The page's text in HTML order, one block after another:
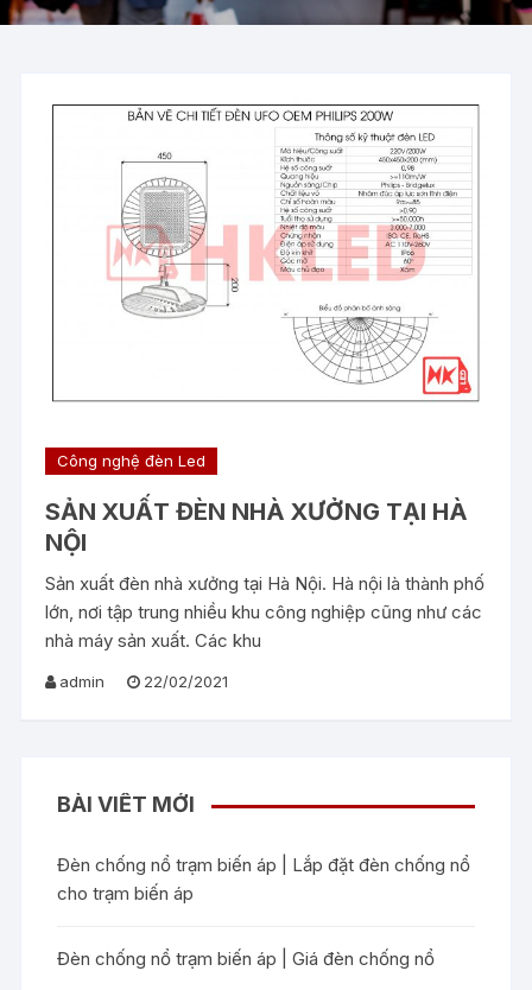
Công nghệ đèn Led
SẢN XUẤT ĐÈN NHÀ XƯỞNG TẠI HÀ
NỘI
Sản xuất đèn nhà xưởng tại Hà Nội. Hà nội là thành phố
lớn, nơi tập trung nhiều khu công nghiệp cũng như các
nhà máy sản xuất. Các khu
admin 22/02/2021
BÀI VIẾT MỚI
Đèn chống nổ trạm biến áp | Lắp đặt đèn chống nổ
cho trạm biến áp
Đèn chống nổ trạm biến áp | Giá đèn chống nổ